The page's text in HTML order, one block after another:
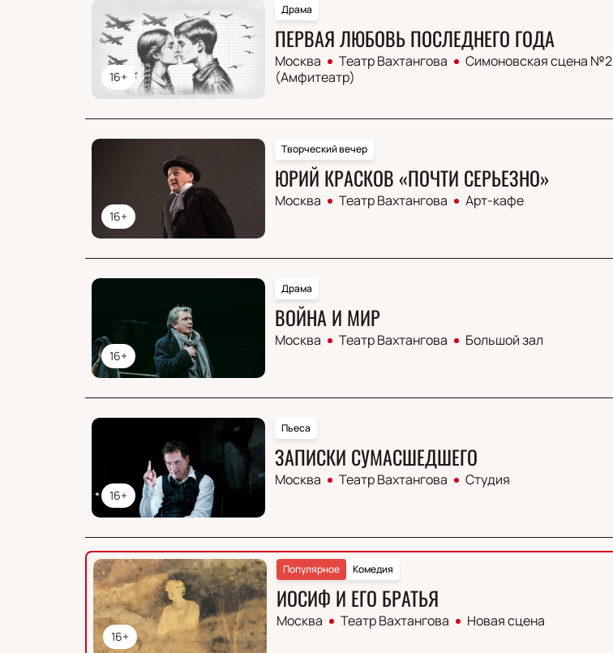
16+
Драма
ПЕРВАЯ ЛЮБОВЬ ПОСЛЕДНЕГО ГОДА
Москва Театр Вахтангова
Симоновская сцена №2
(Амфитеатр)
16+
Творческий вечер
ЮРИЙ КРАСКОВ «ПОЧТИ СЕРЬЕЗНО»
Москва Театр Вахтангова Арт-кафе
16+
Драма
ВОЙНА И МИР
Москва Театр Вахтангова Большой зал
16+
Пьеса
ЗАПИСКИ СУМАСШЕДШЕГО
Москва Театр Вахтангова Студия
16+
Комедия
Популярное
ИОСИФ И ЕГО БРАТЬЯ
Москва Театр Вахтангова Новая сцена